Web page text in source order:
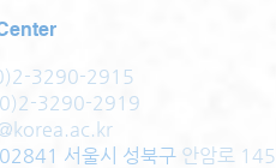
3290-2915
3290-2919
02841 서울시 성북구 안암로 145